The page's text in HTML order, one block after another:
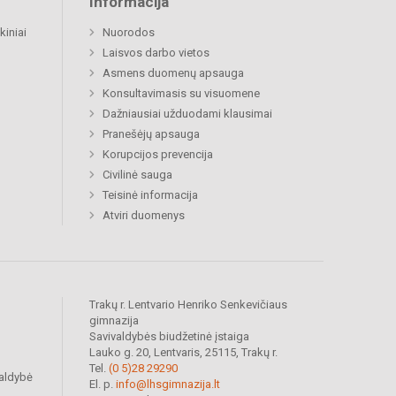
Nuorodos
Laisvos darbo vietos
Asmens duomenų apsauga
Konsultavimasis su visuomene
Dažniausiai užduodami klausimai
Pranešėjų apsauga
Korupcijos prevencija
Civilinė sauga
Teisinė informacija
Atviri duomenys
Trakų r. Lentvario Henriko Senkevičiaus
gimnazija
Savivaldybės biudžetinė įstaiga
Lauko g. 20, Lentvaris, 25115, Trakų r.
Tel. (0 5)28 29290
El. p. info@lhsgimnazija.lt